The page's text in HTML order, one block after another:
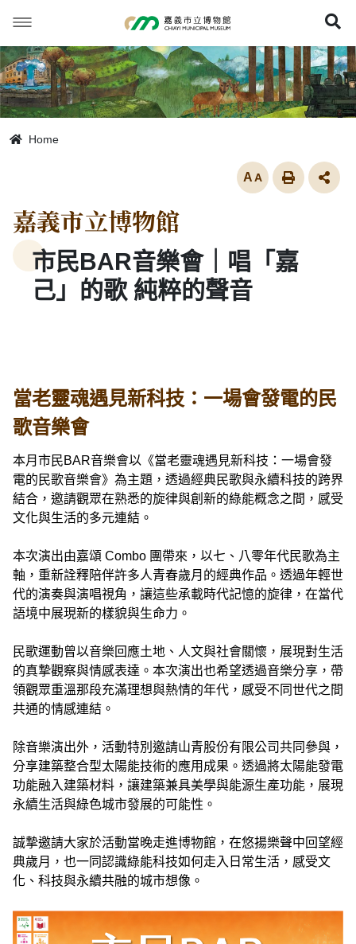
要
內
容
Home
放大
嘉義市立博物館
市民BAR音樂會｜唱「嘉
己」的歌 純粹的聲音
當老靈魂遇見新科技：一場會發電的民
歌音樂會
本月市民BAR音樂會以《當老靈魂遇見新科技：一場會發
電的民歌音樂會》為主題，透過經典民歌與永續科技的跨界
結合，邀請觀眾在熟悉的旋律與創新的綠能概念之間，感受
文化與生活的多元連結。
本次演出由嘉頌 Combo 團帶來，以七、八零年代民歌為主
軸，重新詮釋陪伴許多人青春歲月的經典作品。透過年輕世
代的演奏與演唱視角，讓這些承載時代記憶的旋律，在當代
語境中展現新的樣貌與生命力。
民歌運動曾以音樂回應土地、人文與社會關懷，展現對生活
的真摯觀察與情感表達。本次演出也希望透過音樂分享，帶
領觀眾重溫那段充滿理想與熱情的年代，感受不同世代之間
共通的情感連結。
除音樂演出外，活動特別邀請山青股份有限公司共同參與，
分享建築整合型太陽能技術的應用成果。透過將太陽能發電
功能融入建築材料，讓建築兼具美學與能源生產功能，展現
永續生活與綠色城市發展的可能性。
誠摯邀請大家於活動當晚走進博物館，在悠揚樂聲中回望經
典歲月，也一同認識綠能科技如何走入日常生活，感受文
化、科技與永續共融的城市想像。